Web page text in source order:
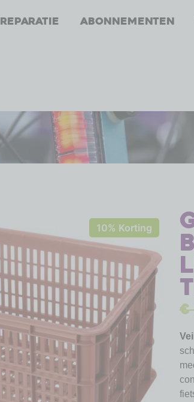
Reparatie Abonnementen
10% Korting
€